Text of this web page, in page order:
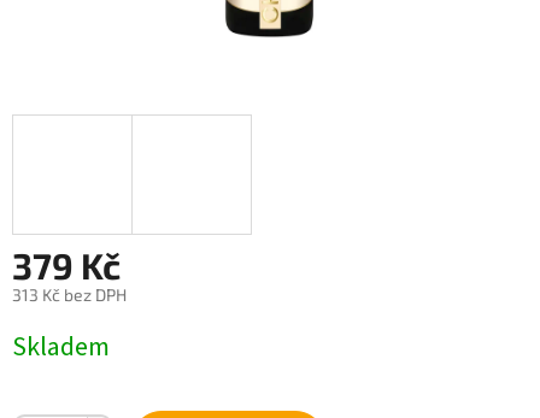
379 Kč
313 Kč bez DPH
cena:
Skladem